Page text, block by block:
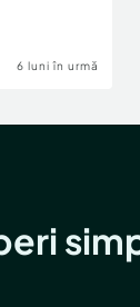
6 luni în urmă